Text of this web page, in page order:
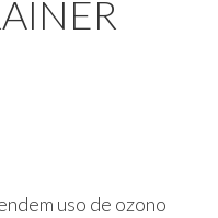
uso de ozono